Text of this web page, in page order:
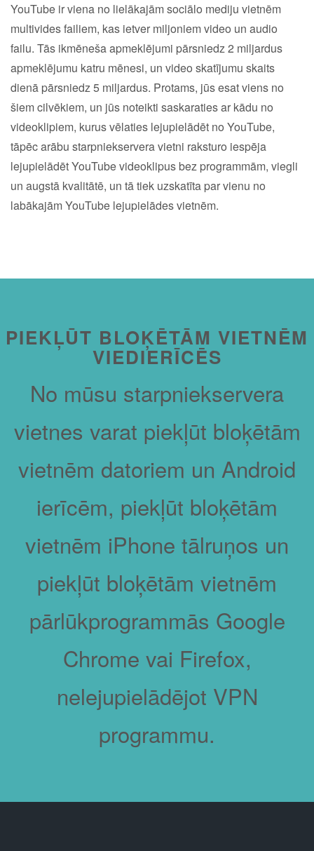
YouTube ir viena no lielākajām sociālo mediju vietnēm
multivides failiem, kas ietver miljoniem video un audio
failu. Tās ikmēneša apmeklējumi pārsniedz 2 miljardus
apmeklējumu katru mēnesi, un video skatījumu skaits
dienā pārsniedz 5 miljardus. Protams, jūs esat viens no
šiem cilvēkiem, un jūs noteikti saskaraties ar kādu no
videoklipiem, kurus vēlaties lejupielādēt no YouTube,
tāpēc arābu starpniekservera vietni raksturo iespēja
lejupielādēt YouTube videoklipus bez programmām, viegli
un augstā kvalitātē, un tā tiek uzskatīta par vienu no
labākajām YouTube lejupielādes vietnēm.
PIEKĻŪT BLOĶĒTĀM VIETNĒM
VIEDIERĪCĒS
No mūsu starpniekservera
vietnes varat piekļūt bloķētām
vietnēm datoriem un Android
ierīcēm, piekļūt bloķētām
vietnēm iPhone tālruņos un
piekļūt bloķētām vietnēm
pārlūkprogrammās Google
Chrome vai Firefox,
nelejupielādējot VPN
programmu.